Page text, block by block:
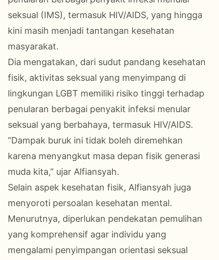
seksual (IMS), termasuk HIV/AIDS, yang hingga
kini masih menjadi tantangan kesehatan
masyarakat.
Dia mengatakan, dari sudut pandang kesehatan
fisik, aktivitas seksual yang menyimpang di
lingkungan LGBT memiliki risiko tinggi terhadap
penularan berbagai penyakit infeksi menular
seksual yang berbahaya, termasuk HIV/AIDS.
“Dampak buruk ini tidak boleh diremehkan
karena menyangkut masa depan fisik generasi
muda kita,” ujar Alfiansyah.
Selain aspek kesehatan fisik, Alfiansyah juga
menyoroti persoalan kesehatan mental.
Menurutnya, diperlukan pendekatan pemulihan
yang komprehensif agar individu yang
mengalami penyimpangan orientasi seksual